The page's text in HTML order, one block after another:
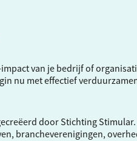
impact van je bedrijf of
nu met effectief
door Stichting Stimular.
brancheverenigingen,